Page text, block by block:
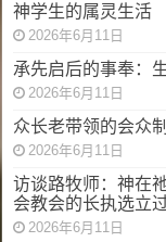
神学生的属灵生活
2026年6月11日
承先启后的事奉：
2026年6月11日
众长老带领的会众
2026年6月11日
访谈路牧师：神在
会教会的长执选立
2026年6月11日